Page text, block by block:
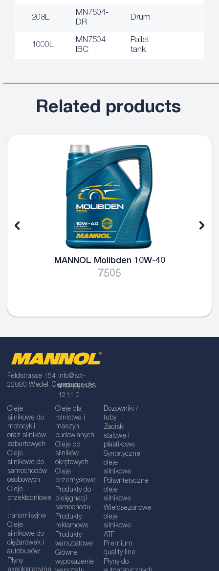
208L
MN7504-
DR
Drum
1000L
MN7504-
IBC
Pallet
tank
Related products
MANNOL Molibden 10W-40
7505
Feldstrasse 154
22880 Wedel, Germany
info@sct-
germany.de
+49 (0)4103
1211 0
Oleje
silnikowe do
motocykli
oraz silników
zaburtowych
Oleje
silnikowe do
samochodów
osobowych
Oleje
przekładniowe
i
transmisyjne
Oleje
silnikowe do
ciężarówek i
autobusów
Płyny
Oleje dla
rolnictwa i
maszyn
budowlanych
Oleje do
silników
okrętowych
Oleje
przemysłowe
Produkty do
pielęgnacji
samochodu
Produkty
reklamowe
Produkty
warsztatowe
Główne
wyposażenie
Dozowniki /
tuby
Zaciski
stalowe i
plastikowe
Syntetyczne
oleje
silnikowe
Półsyntetyczne
oleje
silnikowe
Wielosezonowe
oleje
silnikowe
ATF
Premium
quality line
Płyny do